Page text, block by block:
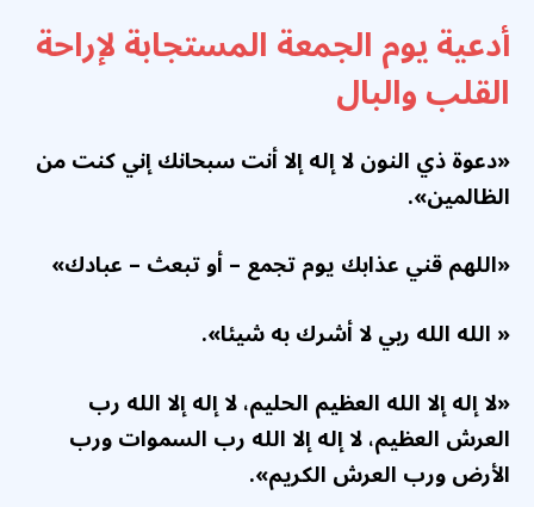
أدعية يوم الجمعة المستجابة لإراحة
القلب والبال
«دعوة ذي النون لا إله إلا أنت سبحانك إني كنت من
الظالمين».
«اللهم قني عذابك يوم تجمع – أو تبعث – عبادك»
« الله الله ربي لا أشرك به شيئا».
«لا إله إلا الله العظيم الحليم، لا إله إلا الله رب
العرش العظيم، لا إله إلا الله رب السموات ورب
الأرض ورب العرش الكريم».